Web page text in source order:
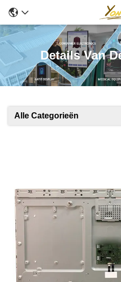
Details Van
Alle Categorieën